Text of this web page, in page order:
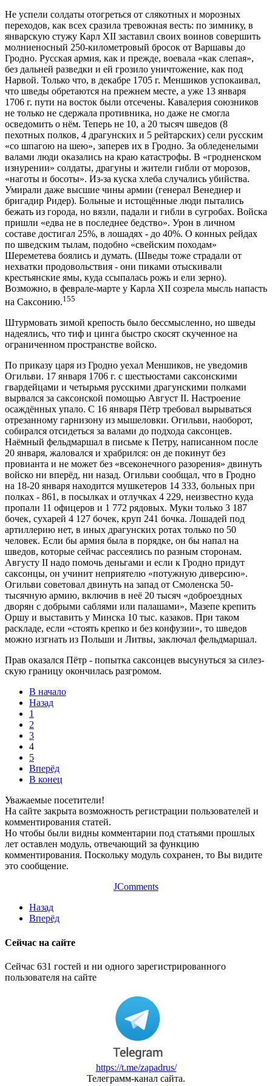
Не успели солдаты отогреться от слякотных и морозных
переходов, как всех сразила тревожная весть: по зимнику, в
январскую стужу Карл XII заставил своих воинов совершить
молниеносный 250-километровый бросок от Варшавы до
Гродно. Русская армия, как и прежде, воевала «как слепая»,
без дальней разведки и ей грозило уничтожение, как под
Нарвой. Только что, в декабре 1705 г. Меншиков успокаивал,
что шведы обретаются на прежнем месте, а уже 13 января
1706 г. пути на восток были отсечены. Кавалерия союзников
не только не сдержала противника, но даже не смогла
осведомить о нём. Теперь не 10, а 20 тысяч шведов (8
пехотных полков, 4 драгунских и 5 рейтарских) сели русским
«со шпагою на шею», заперев их в Гродно. За обледенелыми
валами люди оказались на краю катастрофы. В «гродненском
изнурении» солдаты, драгуны и жители гибли от морозов,
«наготы и босоты». Из-за куска хлеба случались убийства.
Умирали даже высшие чины армии (генерал Венедиер и
бригадир Ридер). Больные и истощённые люди пытались
бежать из города, но вязли, падали и гибли в сугробах. Войска
пришли «едва не в последнее бедство». Урон в личном
составе достигал 25%, в лошадях - до 40%. О конных рейдах
по шведским тылам, подобно «свейским походам»
Шереметева боялись и думать. (Шведы тоже страдали от
нехватки продовольствия - они пиками отыскивали
крестьянские ямы, куда ссыпалась рожь и ели зерно).
Возможно, в феврале-марте у Карла XII созрела мысль напасть
на Саксонию.155
Штурмовать зимой крепость было бессмысленно, но шведы
надеялись, что тиф и цинга быстро скосят скученное на
ограниченном пространстве войско.
По приказу царя из Гродно уехал Меншиков, не уведомив
Огильви. 17 января 1706 г. с шестьюстами саксонскими
гвардейцами и четырьмя русскими драгунскими полками
вырвался за саксонской помощью Август II. Настроение
осаждённых упало. С 16 января Пётр требовал вырываться
отрезанному гарнизону из мышеловки. Огильви, наоборот,
собирался отсидеться за валами до подхода саксонцев.
Наёмный фельдмаршал в письме к Петру, написанном после
20 января, жаловался и храбрился: он де покинут без
провианта и не может без «всеконечного разорения» двинуть
войско ни вперёд, ни назад. Огильви сообщал, что в Гродно
на 18-20 января находится мушкетеров 14 333, больных при
полках - 861, в посылках и отлучках 4 229, неизвестно куда
пропали 11 офицеров и 1 772 рядовых. Муки только 3 187
бочек, сухарей 4 127 бочек, круп 241 бочка. Лошадей под
артиллерию нет, в иных драгунских ротах только по 50
человек. Если бы армия была в порядке, он бы напал на
шведов, которые сейчас рассеялись по разным сторонам.
Августу II надо помочь деньгами и если к Гродно придут
саксонцы, он учинит неприятелю «потужную диверсию».
Огильви советовал двинуть на запад от Смоленска 50-
тысячную армию, включив в неё 20 тысяч «доброездных
дворян с добрыми саблями или палашами», Мазепе крепить
Оршу и выставить у Минска 10 тыс. казаков. При таком
раскладе, если «стоять крепко и без конфузии», то шведов
можно изгнать из Польши и Литвы, заключал фельдмаршал.
Прав оказался Пётр - попытка саксонцев высунуться за силез-
скую границу окончилась разгромом.
В начало
Назад
1
2
3
4
5
Вперёд
В конец
Уважаемые посетители!
На сайте закрыта возможность регистрации пользователей и
комментирования статей.
Но чтобы были видны комментарии под статьями прошлых
лет оставлен модуль, отвечающий за функцию
комментирования. Поскольку модуль сохранен, то Вы видите
это сообщение.
JComments
Назад
Вперёд
Сейчас на сайте
Сейчас 631 гостей и ни одного зарегистрированного
пользователя на сайте
https://t.me/zapadrus/
Телеграмм-канал сайта.